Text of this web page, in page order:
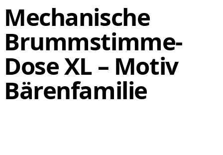
Mechanische
Brummstimme-
Dose XL – Motiv
Bärenfamilie